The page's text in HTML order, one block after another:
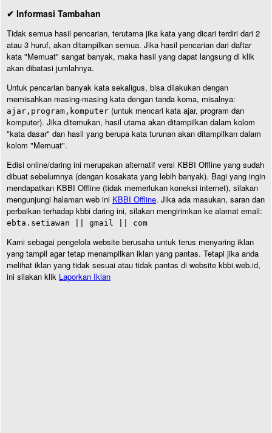
✔ Informasi Tambahan
Tidak semua hasil pencarian, terutama jika kata yang dicari terdiri dari 2
atau 3 huruf, akan ditampilkan semua. Jika hasil pencarian dari daftar
kata "Memuat" sangat banyak, maka hasil yang dapat langsung di klik
akan dibatasi jumlahnya.
Untuk pencarian banyak kata sekaligus, bisa dilakukan dengan
memisahkan masing-masing kata dengan tanda koma, misalnya:
ajar,program,komputer (untuk mencari kata ajar, program dan
komputer). Jika ditemukan, hasil utama akan ditampilkan dalam kolom
"kata dasar" dan hasil yang berupa kata turunan akan ditampilkan dalam
kolom "Memuat".
Edisi online/daring ini merupakan alternatif versi KBBI Offline yang sudah
dibuat sebelumnya (dengan kosakata yang lebih banyak). Bagi yang ingin
mendapatkan KBBI Offline (tidak memerlukan koneksi internet), silakan
mengunjungi halaman web ini KBBI Offline. Jika ada masukan, saran dan
perbaikan terhadap kbbi daring ini, silakan mengirimkan ke alamat email:
ebta.setiawan || gmail || com
Kami sebagai pengelola website berusaha untuk terus menyaring iklan
yang tampil agar tetap menampilkan iklan yang pantas. Tetapi jika anda
melihat iklan yang tidak sesuai atau tidak pantas di website kbbi.web.id,
ini silakan klik Laporkan Iklan